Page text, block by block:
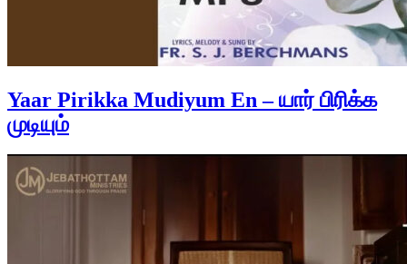
Yaar Pirikka Mudiyum En – யார் பிரிக்க
முடியும்